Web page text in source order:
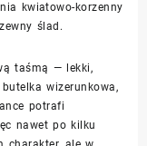
kwiatowo-korzenny
ślad.
taśmą — lekki,
wizerunkowa,
potrafi
nawet po kilku